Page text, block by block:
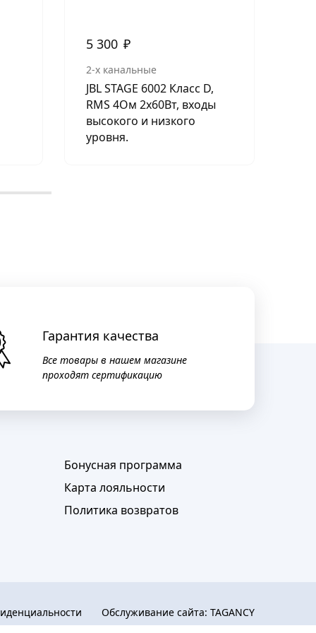
5 300 ₽
2-х канальные
JBL STAGE 6002 Класс D,
RMS 4Ом 2х60Вт, входы
высокого и низкого
уровня.
Гарантия качества
Все товары в нашем магазине
проходят сертификацию
Бонусная программа
Карта лояльности
Политика возвратов
Обслуживание сайта: TAGANCY